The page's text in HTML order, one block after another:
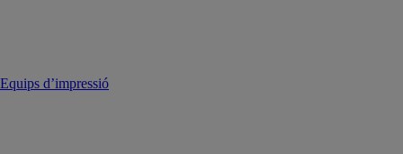
Equips d’impressió